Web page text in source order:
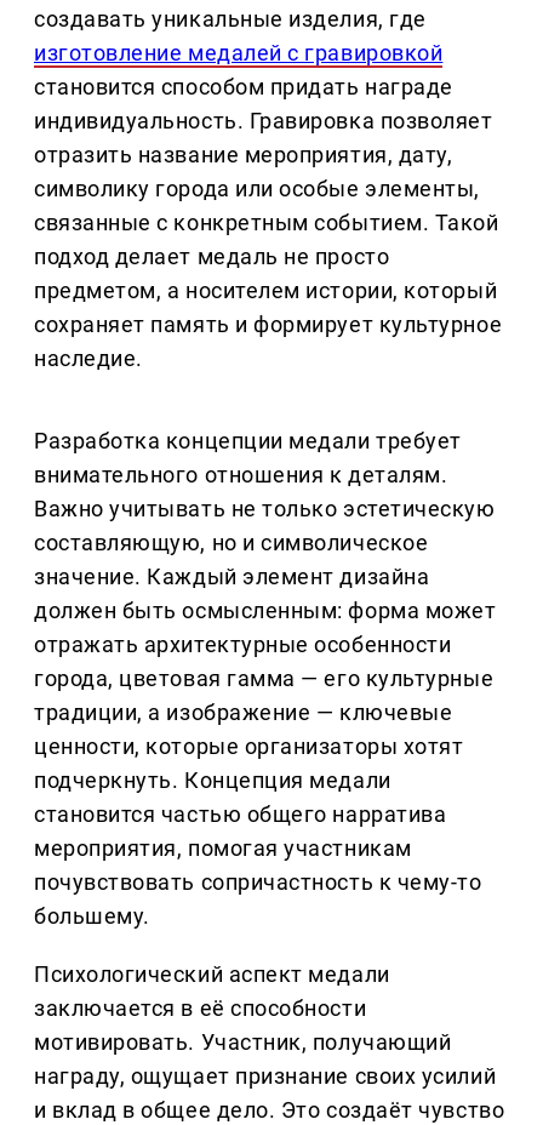
создавать уникальные изделия, где
изготовление медалей с гравировкой
становится способом придать награде
индивидуальность. Гравировка позволяет
отразить название мероприятия, дату,
символику города или особые элементы,
связанные с конкретным событием. Такой
подход делает медаль не просто
предметом, а носителем истории, который
сохраняет память и формирует культурное
наследие.
Разработка концепции медали требует
внимательного отношения к деталям.
Важно учитывать не только эстетическую
составляющую, но и символическое
значение. Каждый элемент дизайна
должен быть осмысленным: форма может
отражать архитектурные особенности
города, цветовая гамма — его культурные
традиции, а изображение — ключевые
ценности, которые организаторы хотят
подчеркнуть. Концепция медали
становится частью общего нарратива
мероприятия, помогая участникам
почувствовать сопричастность к чему-то
большему.
Психологический аспект медали
заключается в её способности
мотивировать. Участник, получающий
награду, ощущает признание своих усилий
и вклад в общее дело. Это создаёт чувство